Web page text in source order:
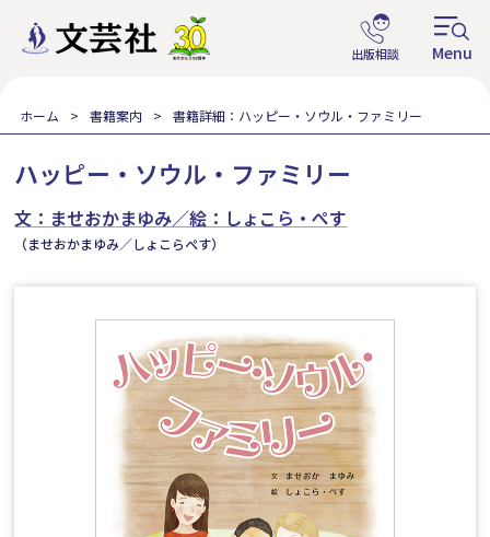
ホーム 書籍案内 書籍詳細：ハッピー・ソウル・ファミリー
ハッピー・ソウル・ファミリー
文：ませおかまゆみ／絵：しょこら・ぺす
（ませおかまゆみ／しょこらぺす）